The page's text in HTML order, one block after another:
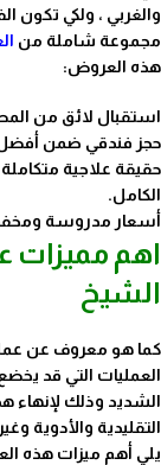
والغربي ، ولكي تكون
مجموعة شاملة من
هذه العروض:
استقبال لائق من
حجز فندقي ضمن أفضل
حقيقة علاجية
الكامل.
أسعار مدروسة
اهم مميزات
الشيخ
كما هو معروف عن
العمليات التي قد
الشديد وذلك لإنهاء
التقليدية والأدوية
يلي أهم ميزات هذه